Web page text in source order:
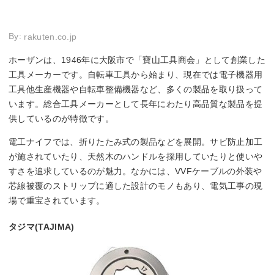
By: rakuten.co.jp
ホーザンは、1946年に大阪市で「寶山工具商会」として創業した
工具メーカーです。自転車工具から始まり、現在では電子機器用
工具他生産機器や自転車整備機器など、多くの製品を取り扱って
います。総合工具メーカーとして長年にわたり高品質な製品を提
供しているのが特徴です。
電工ナイフでは、折りたたみ式の製品などを展開。サビ防止加工
が施されていたり、天然木のハンドルを採用していたりと使いや
すさを追求しているのが魅力。なかには、VVFケーブルの外装や
芯線被覆のストリップに適した設計のモノもあり、電気工事の現
場で重宝されています。
タジマ(TAJIMA)